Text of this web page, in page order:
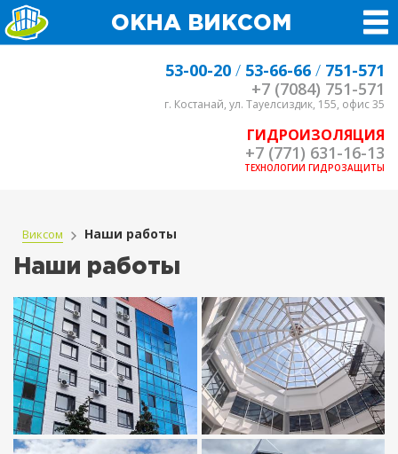
ОКНА ВИКСОМ
53-00-20 / 53-66-66 / 751-571
+7 (7084) 751-571
г. Костанай, ул. Тауелсиздик, 155, офис 35
ГИДРОИЗОЛЯЦИЯ
+7 (771) 631-16-13
ТЕХНОЛОГИИ ГИДРОЗАЩИТЫ
Виксом Наши работы
Наши работы